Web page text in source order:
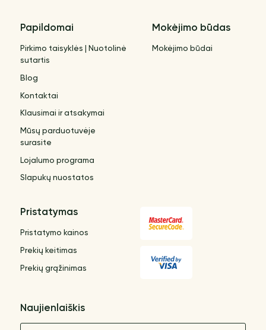
Papildomai
Pirkimo taisyklės | Nuotolinė
sutartis
Blog
Kontaktai
Klausimai ir atsakymai
Mūsų parduotuvėje
surasite
Lojalumo programa
Slapukų nuostatos
Mokėjimo būdas
Mokėjimo būdai
Pristatymas
Pristatymo kainos
Prekių keitimas
Prekių grąžinimas
Naujienlaiškis